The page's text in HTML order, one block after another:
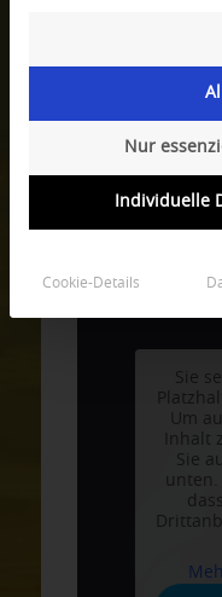
ihre Segnungen
Krankheiten und
beseitigt werden.
Die Zeitenzu
links / unten.
Live-Stream,
aufgezeichnete
Sie
Um
Inhalt
Sie
unten.
Nur
Individuelle
Cookie-Details